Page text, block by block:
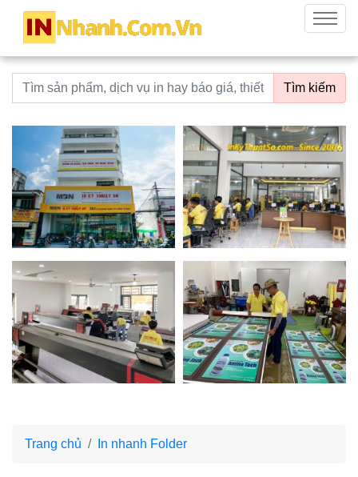
innhanh.com.vn
Menu
Từ khoá tìm kiếm Tìm kiếm
Trang chủ In nhanh Folder